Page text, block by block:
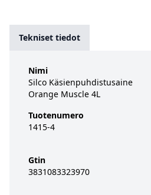
Tekniset tiedot
Nimi
Silco Käsienpuhdistusaine
Orange Muscle 4L
Tuotenumero
1415-4
Gtin
3831083323970